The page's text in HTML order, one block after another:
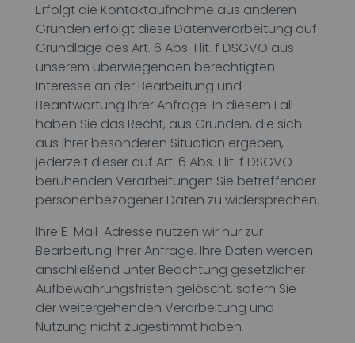
Erfolgt die Kontaktaufnahme aus anderen
Gründen erfolgt diese Datenverarbeitung auf
Grundlage des Art. 6 Abs. 1 lit. f DSGVO aus
unserem überwiegenden berechtigten
Interesse an der Bearbeitung und
Beantwortung Ihrer Anfrage. In diesem Fall
haben Sie das Recht, aus Gründen, die sich
aus Ihrer besonderen Situation ergeben,
jederzeit dieser auf Art. 6 Abs. 1 lit. f DSGVO
beruhenden Verarbeitungen Sie betreffender
personenbezogener Daten zu widersprechen.
Ihre E-Mail-Adresse nutzen wir nur zur
Bearbeitung Ihrer Anfrage. Ihre Daten werden
anschließend unter Beachtung gesetzlicher
Aufbewahrungsfristen gelöscht, sofern Sie
der weitergehenden Verarbeitung und
Nutzung nicht zugestimmt haben.